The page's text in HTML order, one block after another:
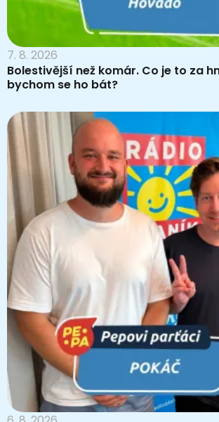
7. 8. 2026
Bolestivější než komár. Co je to za
bychom se ho bát?